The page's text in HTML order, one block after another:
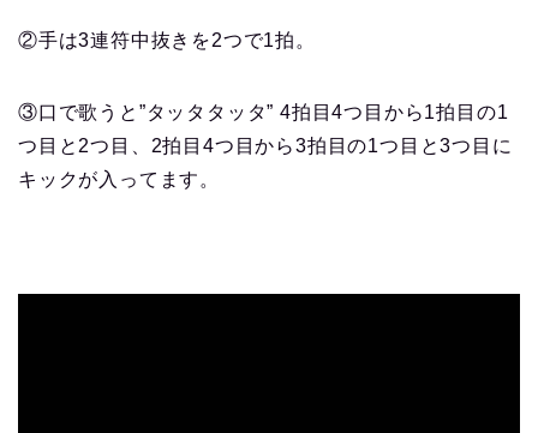
②手は3連符中抜きを2つで1拍。
③口で歌うと”タッタタッタ” 4拍目4つ目から1拍目の1
つ目と2つ目、2拍目4つ目から3拍目の1つ目と3つ目に
キックが入ってます。